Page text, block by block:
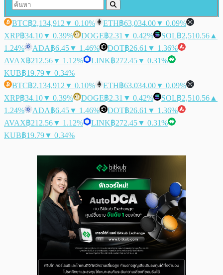
BTC฿2,134,912 ▼ 0.10% ETH฿63,034.00▼ 0.09%
XRP฿34.10▼ 0.39% DOGE฿2.31 ▼ 0.42% SOL฿2,510.56 ▲
1.24%
ADA฿6.45▼ 1.46% DOT฿26.61 ▼ 1.36%
AVAX฿212.56▼ 1.12% LINK฿272.45▼ 0.31%
KUB฿19.79▼ 0.34%
BTC฿2,134,912 ▼ 0.10% ETH฿63,034.00▼ 0.09%
XRP฿34.10▼ 0.39% DOGE฿2.31 ▼ 0.42% SOL฿2,510.56 ▲
1.24%
ADA฿6.45▼ 1.46% DOT฿26.61 ▼ 1.36%
AVAX฿212.56▼ 1.12% LINK฿272.45▼ 0.31%
KUB฿19.79▼ 0.34%